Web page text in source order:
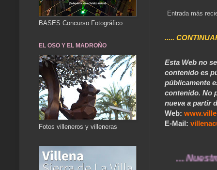
Entrada más
.....
Esta Web no
contenido es
públicamente
contenido. No
nueva a partir
Web:
E-Mail:
... Nuestros
BASES Concurso Fotográfico
EL OSO Y EL MADROÑO
Fotos villeneros y villeneras